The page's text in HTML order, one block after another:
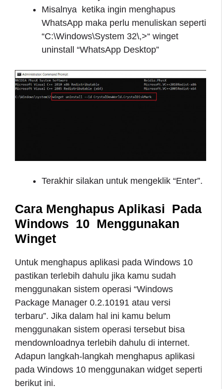
Misalnya ketika ingin menghapus
WhatsApp maka perlu menuliskan seperti
“C:\Windows\System 32\,>“ winget
uninstall “WhatsApp Desktop”
Terakhir silakan untuk mengeklik “Enter”.
Cara Menghapus Aplikasi Pada
Windows 10 Menggunakan
Winget
Untuk menghapus aplikasi pada Windows 10
pastikan terlebih dahulu jika kamu sudah
menggunakan sistem operasi “Windows
Package Manager 0.2.10191 atau versi
terbaru”. Jika dalam hal ini kamu belum
menggunakan sistem operasi tersebut bisa
mendownloadnya terlebih dahulu di internet.
Adapun langkah-langkah menghapus aplikasi
pada Windows 10 menggunakan widget seperti
berikut ini.